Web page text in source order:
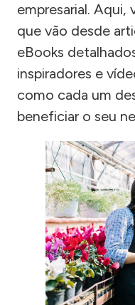
empresarial. Aqui,
que vão desde
eBooks
inspiradores e
como cada um
beneficiar o seu